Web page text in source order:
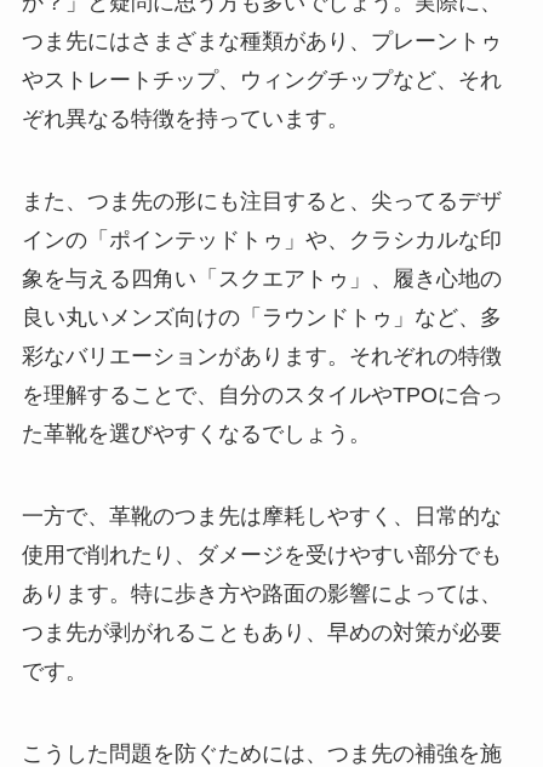
つま先にはさまざまな種類があり、プレーントゥ
やストレートチップ、ウィングチップなど、それ
ぞれ異なる特徴を持っています。
また、つま先の形にも注目すると、尖ってるデザ
インの「ポインテッドトゥ」や、クラシカルな印
象を与える四角い「スクエアトゥ」、履き心地の
良い丸いメンズ向けの「ラウンドトゥ」など、多
彩なバリエーションがあります。それぞれの特徴
を理解することで、自分のスタイルやTPOに合っ
た革靴を選びやすくなるでしょう。
一方で、革靴のつま先は摩耗しやすく、日常的な
使用で削れたり、ダメージを受けやすい部分でも
あります。特に歩き方や路面の影響によっては、
つま先が剥がれることもあり、早めの対策が必要
です。
こうした問題を防ぐためには、つま先の補強を施